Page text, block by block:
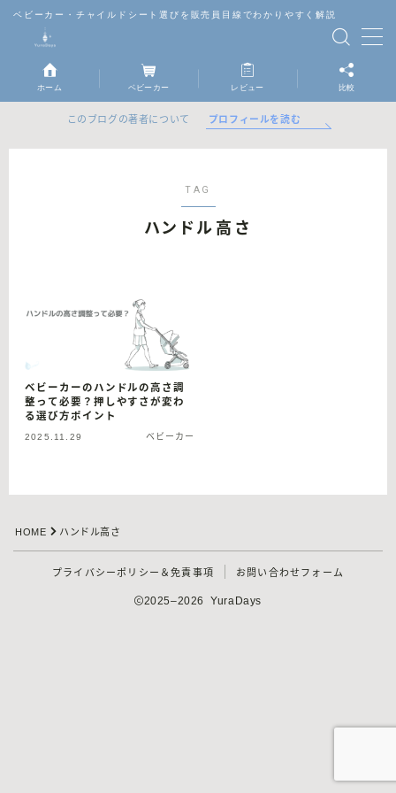
ベビーカー・チャイルドシート選びを販売員目線でわかりやすく解説
MENU
ベビーカー
比較
ホーム ベビーカー レビュー 比較
このブログの著者について プロフィールを読む
TAG
ハンドル高さ
ベビーカーのハンドルの高さ調
整って必要？押しやすさが変わ
る選び方ポイント
2025.11.29 ベビーカー
HOME ハンドル高さ
プライバシーポリシー＆免責事項 お問い合わせフォーム
2025–2026 YuraDays